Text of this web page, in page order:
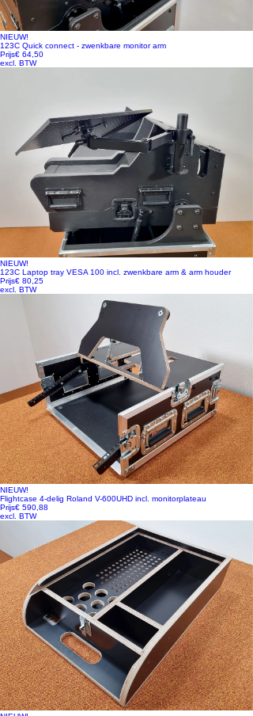
NIEUW!
123C Quick connect - zwenkbare monitor arm
Prijs€ 64,50
excl. BTW
NIEUW!
123C Laptop tray VESA 100 incl. zwenkbare arm & arm houder
Prijs€ 80,25
excl. BTW
NIEUW!
Flightcase 4-delig Roland V-600UHD incl. monitorplateau
Prijs€ 590,88
excl. BTW